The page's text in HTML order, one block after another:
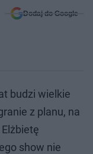
Dodaj do Google
budzi wielkie
z planu, na
show nie